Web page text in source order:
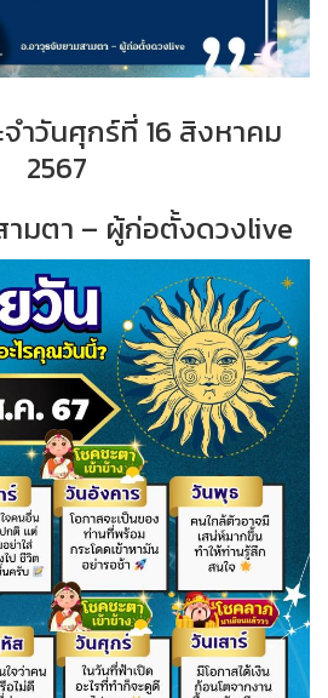
ำวันศุกร์ที่ 16 สิงหาคม
2567
ามตา – ผู้ก่อตั้งดวงlive